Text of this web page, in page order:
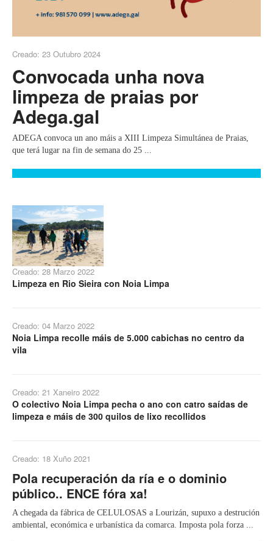
Creado: 23 Outubro 2024
Convocada unha nova
limpeza de praias por
Adega.gal
ADEGA convoca un ano máis a XIII Limpeza Simultánea de Praias,
que terá lugar na fin de semana do 25 ...
Creado: 28 Marzo 2022
Limpeza en Rio Sieira con Noia Limpa
Creado: 04 Marzo 2022
Noia Limpa recolle máis de 5.000 cabichas no centro da
vila
Creado: 21 Xaneiro 2022
O colectivo Noia Limpa pecha o ano con catro saídas de
limpeza e máis de 300 quilos de lixo recollidos
Creado: 18 Xuño 2021
Pola recuperación da ría e o dominio
público.. ENCE fóra xa!
A chegada da fábrica de CELULOSAS a Lourizán, supuxo a destrución
ambiental, económica e urbanística da comarca. Imposta pola forza ...